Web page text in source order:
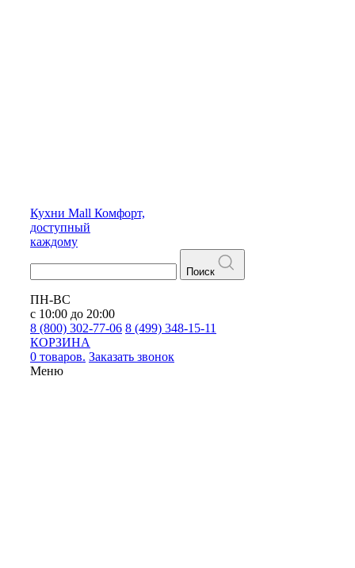
Кухни Mall Комфорт,
доступный
каждому
Поиск
ПН-ВС
с 10:00 до 20:00
8 (800) 302-77-06 8 (499) 348-15-11
КОРЗИНА
0 товаров. Заказать звонок
Меню